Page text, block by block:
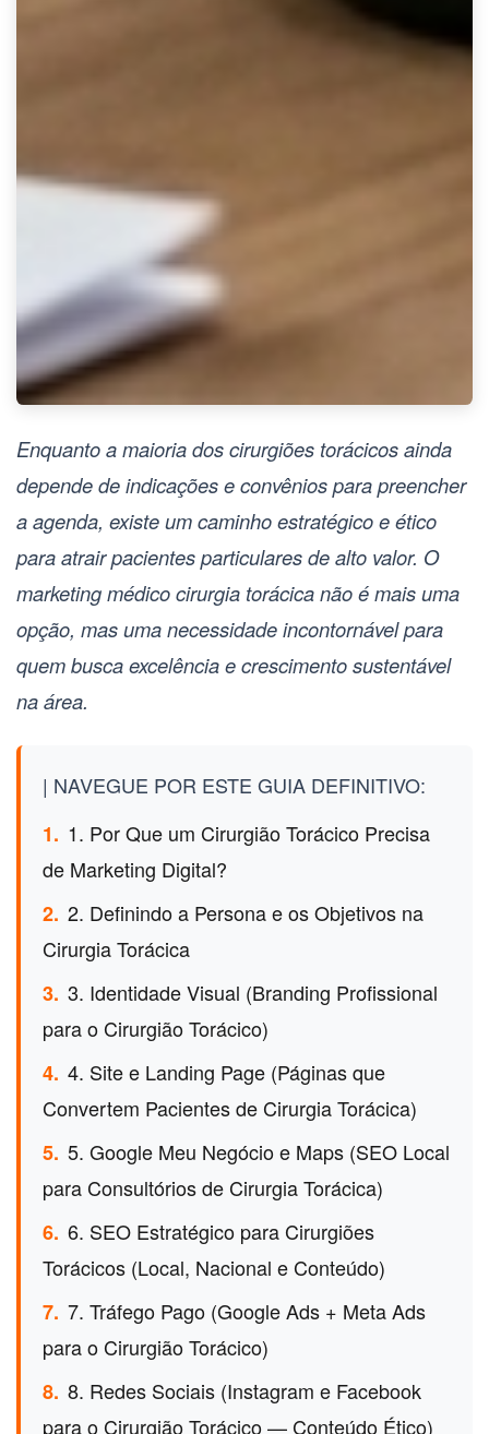
Enquanto a maioria dos cirurgiões torácicos ainda
depende de indicações e convênios para preencher
a agenda, existe um caminho estratégico e ético
para atrair pacientes particulares de alto valor. O
marketing médico cirurgia torácicanão é mais uma
opção, mas uma necessidade incontornável para
quem busca excelência e crescimento sustentável
na área.
| NAVEGUE POR ESTE GUIA DEFINITIVO:
1. 1. Por Que um Cirurgião Torácico Precisa
de Marketing Digital?
2. 2. Definindo a Persona e os Objetivos na
Cirurgia Torácica
3. 3. Identidade Visual (Branding Profissional
para o Cirurgião Torácico)
4. 4. Site e Landing Page (Páginas que
Convertem Pacientes de Cirurgia Torácica)
5. 5. Google Meu Negócio e Maps (SEO Local
para Consultórios de Cirurgia Torácica)
6. 6. SEO Estratégico para Cirurgiões
Torácicos (Local, Nacional e Conteúdo)
7. 7. Tráfego Pago (Google Ads + Meta Ads
para o Cirurgião Torácico)
8. 8. Redes Sociais (Instagram e Facebook
para o Cirurgião Torácico — Conteúdo Ético)